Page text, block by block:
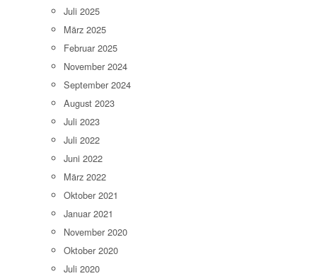
Juli 2025
März 2025
Februar 2025
November 2024
September 2024
August 2023
Juli 2023
Juli 2022
Juni 2022
März 2022
Oktober 2021
Januar 2021
November 2020
Oktober 2020
Juli 2020